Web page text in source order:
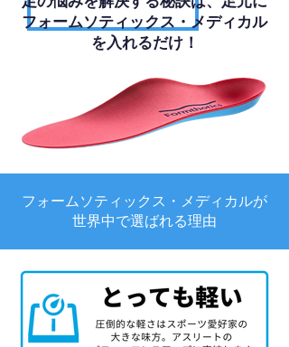
フォームソティックス・メディカル
を入れるだけ！
フォームソティックス・メディカルが
世界中で選ばれる理由